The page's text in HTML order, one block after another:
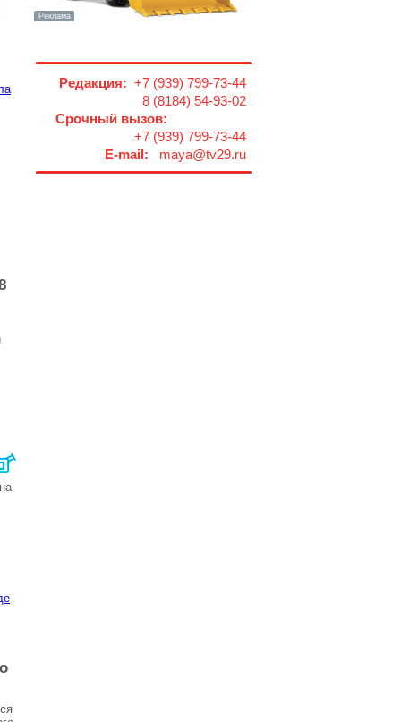
Редакция: +7 (939) 799-73-44
8 (8184) 54-93-02
Срочный вызов:
+7 (939) 799-73-44
E-mail: maya@tv29.ru